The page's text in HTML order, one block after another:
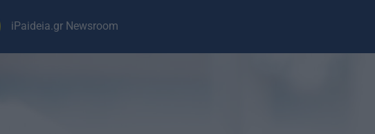
iPaideia.gr Newsroom